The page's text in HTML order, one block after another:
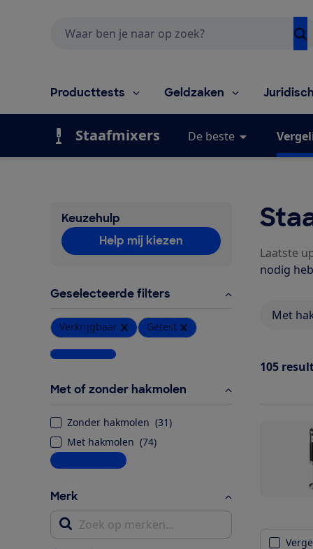
Producttests Geldzaken
Staafmixers De beste
Keuzehulp
Help mij kiezen
Geselecteerde filters
Verkrijgbaar Getest
Wis alle filters
Met of zonder hakmolen
Zonder hakmolen (31)
Met hakmolen (74)
Meer informatie
Merk
Zoek op merken...
Laatste
nodig
Met
105